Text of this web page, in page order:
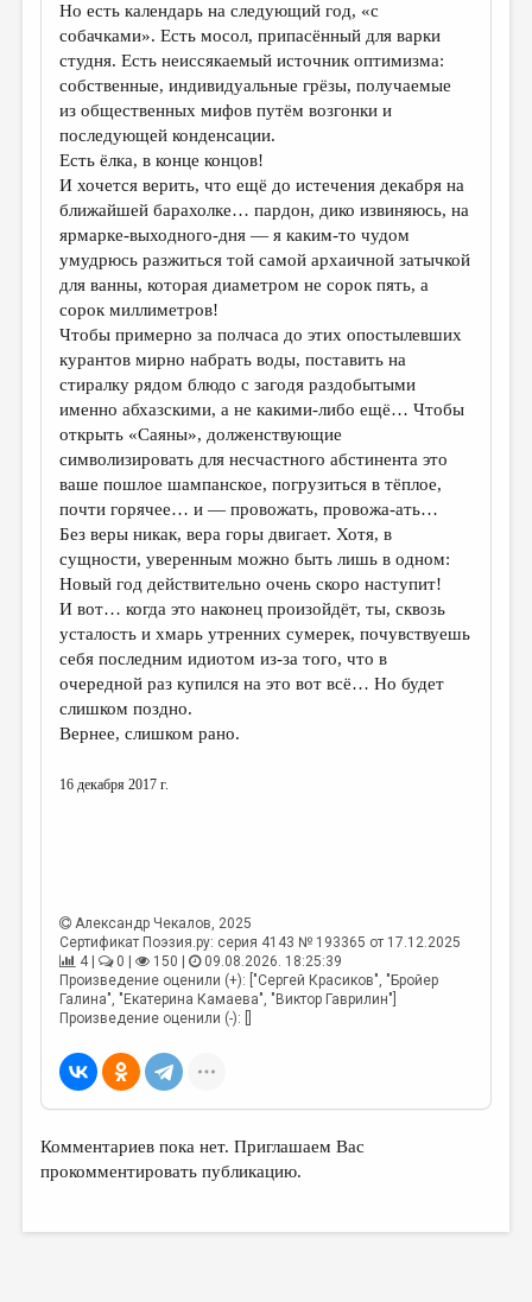
Но есть календарь на следующий год, «с
собачками». Есть мосол, припасённый для варки
студня. Есть неиссякаемый источник оптимизма:
собственные, индивидуальные грёзы, получаемые
из общественных мифов путём возгонки и
последующей конденсации.
Есть ёлка, в конце концов!
И хочется верить, что ещё до истечения декабря на
ближайшей барахолке… пардон, дико извиняюсь, на
ярмарке-выходного-дня — я каким-то чудом
умудрюсь разжиться той самой архаичной затычкой
для ванны, которая диаметром не сорок пять, а
сорок миллиметров!
Чтобы примерно за полчаса до этих опостылевших
курантов мирно набрать воды, поставить на
стиралку рядом блюдо с загодя раздобытыми
именно абхазскими, а не какими-либо ещё… Чтобы
открыть «Саяны», долженствующие
символизировать для несчастного абстинента это
ваше пошлое шампанское, погрузиться в тёплое,
почти горячее… и — провожать, провожа-ать…
Без веры никак, вера горы двигает. Хотя, в
сущности, уверенным можно быть лишь в одном:
Новый год действительно очень скоро наступит!
И вот… когда это наконец произойдёт, ты, сквозь
усталость и хмарь утренних сумерек, почувствуешь
себя последним идиотом из-за того, что в
очередной раз купился на это вот всё… Но будет
слишком поздно.
Вернее, слишком рано.
16 декабря 2017 г.
Александр Чекалов, 2025
Сертификат Поэзия.ру: серия 4143 № 193365 от 17.12.2025
4 |
0 | 150 |
09.08.2026. 18:25:39
Произведение оценили (+): ["Сергей Красиков", "Бройер
Галина", "Екатерина Камаева", "Виктор Гаврилин"]
Произведение оценили (-): []
Комментариев пока нет. Приглашаем Вас
прокомментировать публикацию.